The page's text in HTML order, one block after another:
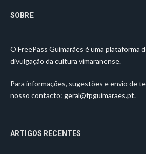
SOBRE
O FreePass Guimarães é uma plataforma
divulgação da cultura vimaranense.
Para informações, sugestões e envio de
nosso contacto: geral@fpguimaraes.pt.
ARTIGOS RECENTES